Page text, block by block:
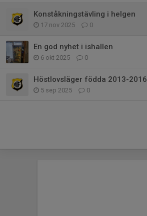
Konståkningstävling i helgen
17 nov 2025 0
En god nyhet i ishallen
6 okt 2025 0
Höstlovsläger födda 2013-2016
5 sep 2025 0